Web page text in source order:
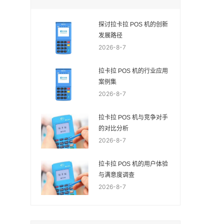
探讨拉卡拉 POS 机的创新
发展路径
2026-8-7
拉卡拉 POS 机的行业应用
案例集
2026-8-7
拉卡拉 POS 机与竞争对手
的对比分析
2026-8-7
拉卡拉 POS 机的用户体验
与满意度调查
2026-8-7